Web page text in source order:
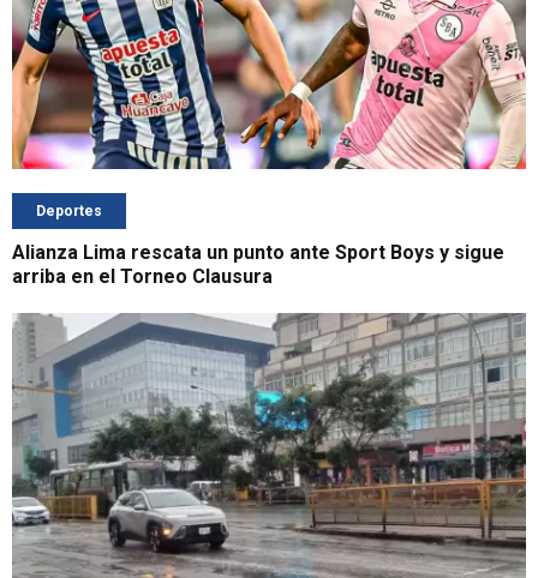
Deportes
Alianza Lima rescata un punto ante Sport Boys y sigue
arriba en el Torneo Clausura